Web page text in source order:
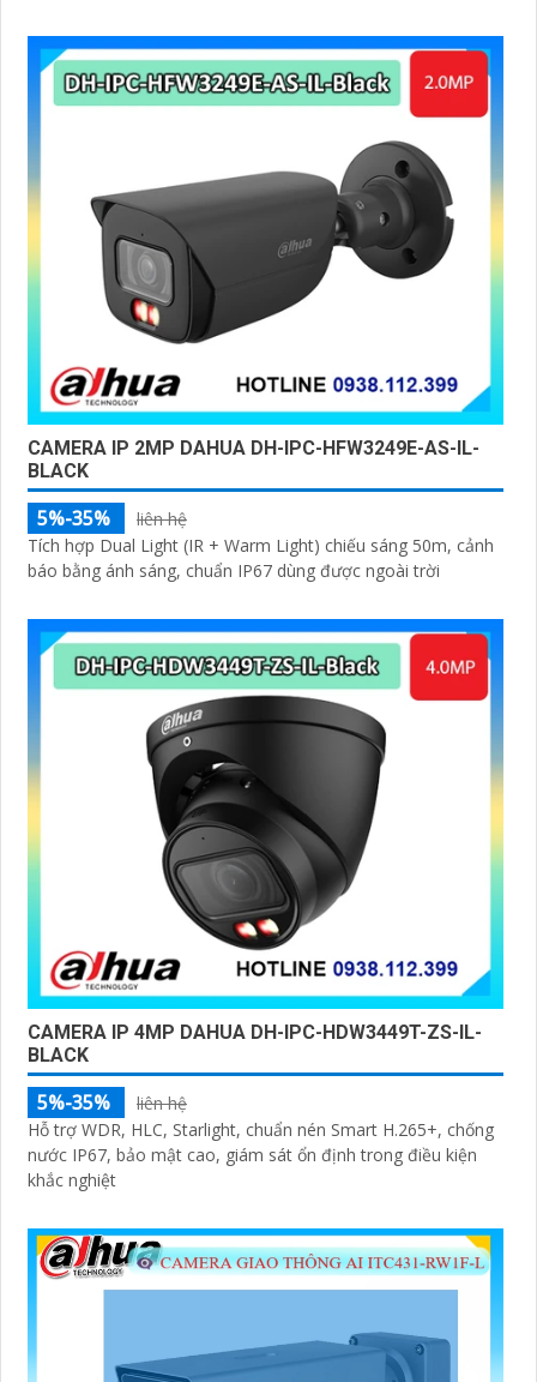
CAMERA IP 2MP DAHUA DH-IPC-HFW3249E-AS-IL-
BLACK
5%-35%
liên hệ
Tích hợp Dual Light (IR + Warm Light) chiếu sáng 50m, cảnh
báo bằng ánh sáng, chuẩn IP67 dùng được ngoài trời
CAMERA IP 4MP DAHUA DH-IPC-HDW3449T-ZS-IL-
BLACK
5%-35%
liên hệ
Hỗ trợ WDR, HLC, Starlight, chuẩn nén Smart H.265+, chống
nước IP67, bảo mật cao, giám sát ổn định trong điều kiện
khắc nghiệt